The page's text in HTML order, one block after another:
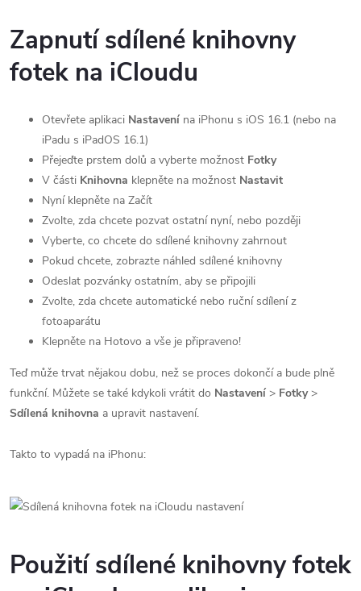
Zapnutí sdílené knihovny
fotek na iCloudu
Otevřete aplikaci Nastavení na iPhonu s iOS 16.1 (nebo na
iPadu s iPadOS 16.1)
Přejeďte prstem dolů a vyberte možnost Fotky
V části Knihovna klepněte na možnost Nastavit
Nyní klepněte na Začít
Zvolte, zda chcete pozvat ostatní nyní, nebo později
Vyberte, co chcete do sdílené knihovny zahrnout
Pokud chcete, zobrazte náhled sdílené knihovny
Odeslat pozvánky ostatním, aby se připojili
Zvolte, zda chcete automatické nebo ruční sdílení z
fotoaparátu
Klepněte na Hotovo a vše je připraveno!
Teď může trvat nějakou dobu, než se proces dokončí a bude plně
funkční. Můžete se také kdykoli vrátit do Nastavení > Fotky>
Sdílená knihovna a upravit nastavení.
Takto to vypadá na iPhonu:
Použití sdílené knihovny fotek